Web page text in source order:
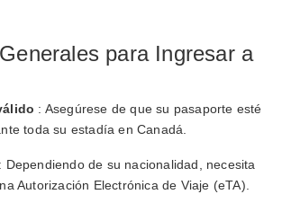
para Ingresar a
: Asegúrese de que su pasaporte esté
toda su estadía en Canadá.
: Dependiendo de su nacionalidad, necesita
Autorización Electrónica de Viaje (eTA).